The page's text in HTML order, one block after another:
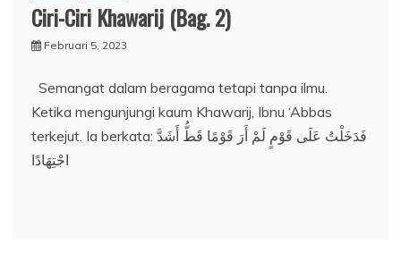
Ciri-Ciri Khawarij (Bag. 2)
Februari 5, 2023
Semangat dalam beragama tetapi tanpa ilmu.
Ketika mengunjungi kaum Khawarij, Ibnu ‘Abbas
terkejut. Ia berkata: فَدَخَلْتُ عَلَى قَوْمٍ لَمْ أَرَ قَوْمًا قَطُّ أَشَدَّ
اجْتِهَادًا